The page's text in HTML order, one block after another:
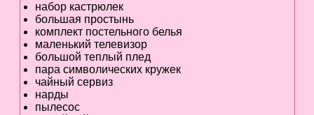
набор кастрюлек
большая простынь
комплект постельного белья
маленький телевизор
большой теплый плед
пара символических кружек
чайный сервиз
нарды
пылесос